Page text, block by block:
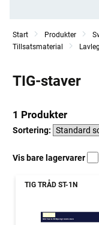
Start Produkter
Tillsatsmaterial
TIG-staver
1 Produkter
Sortering:
Vis bare lagervarer
TIG TRÅD ST-1N